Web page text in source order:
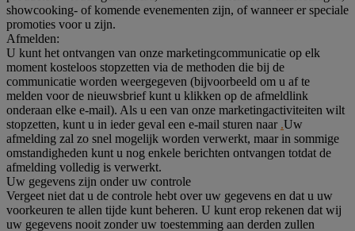
showcooking- of komende evenementen zijn, of wanneer er speciale
promoties voor u zijn.
Afmelden:
U kunt het ontvangen van onze marketingcommunicatie op elk
moment kosteloos stopzetten via de methoden die bij de
communicatie worden weergegeven (bijvoorbeeld om u af te
melden voor de nieuwsbrief kunt u klikken op de afmeldlink
onderaan elke e-mail). Als u een van onze marketingactiviteiten wilt
stopzetten, kunt u in ieder geval een e-mail sturen naar .Uw
afmelding zal zo snel mogelijk worden verwerkt, maar in sommige
omstandigheden kunt u nog enkele berichten ontvangen totdat de
afmelding volledig is verwerkt.
Uw gegevens zijn onder uw controle
Vergeet niet dat u de controle hebt over uw gegevens en dat u uw
voorkeuren te allen tijde kunt beheren. U kunt erop rekenen dat wij
uw gegevens nooit zonder uw toestemming aan derden zullen